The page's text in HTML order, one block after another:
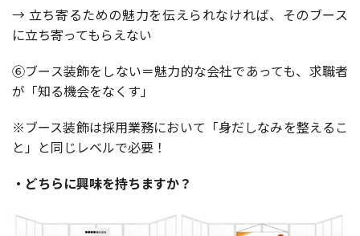
→ 立ち寄るための魅力を伝えられなければ、そのブース
に立ち寄ってもらえない
⑥ブース装飾をしない＝魅力的な会社であっても、求職者
が「知る機会をなくす」
※ブース装飾は採用業務において 「身だしなみを整えるこ
と」と同じレベルで必要！
・どちらに興味を持ちますか？